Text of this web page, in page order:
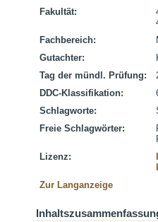
Fakultät:
Fachbereich:
Gutachter:
Tag der mündl. Prüfung:
DDC-Klassifikation:
Schlagworte:
Freie Schlagwörter:
Lizenz:
Zur Langanzeige